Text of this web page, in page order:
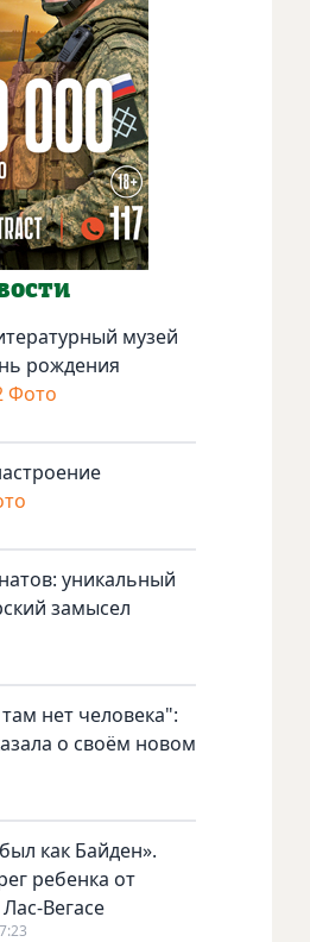
музей
рождения
Фото
уникальный
замысел
нет человека":
о своём новом
как Байден».
ребенка от
Вегасе